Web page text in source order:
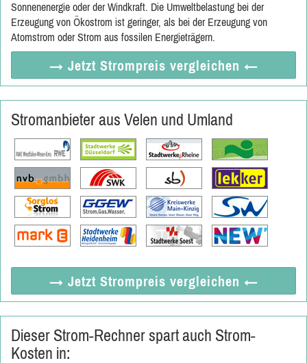
Sonnenenergie oder der Windkraft. Die Umweltbelastung bei der
Erzeugung von Ökostrom ist geringer, als bei der Erzeugung von
Atomstrom oder Strom aus fossilen Energieträgern.
→ Jetzt Strompreis vergleichen ←
Stromanbieter aus Velen und Umland
→ Jetzt Strompreis vergleichen ←
Dieser Strom-Rechner spart auch Strom-
Kosten in: